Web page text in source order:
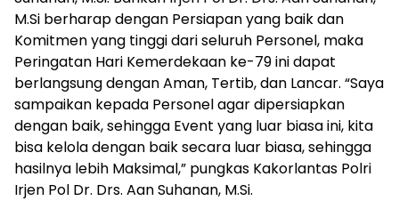
M.Si berharap dengan Persiapan yang baik dan
Komitmen yang tinggi dari seluruh Personel, maka
Peringatan Hari Kemerdekaan ke-79 ini dapat
berlangsung dengan Aman, Tertib, dan Lancar. “Saya
sampaikan kepada Personel agar dipersiapkan
dengan baik, sehingga Event yang luar biasa ini, kita
bisa kelola dengan baik secara luar biasa, sehingga
hasilnya lebih Maksimal,” pungkas Kakorlantas Polri
Irjen Pol Dr. Drs. Aan Suhanan, M.Si.